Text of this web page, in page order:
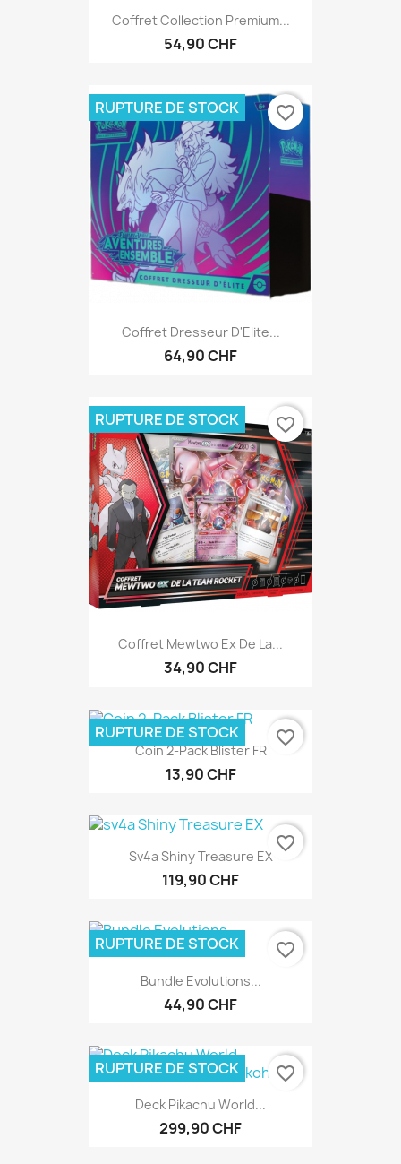
Coffret Collection Premium...
54,90 CHF
Coffret Dresseur D'Elite...
64,90 CHF
RUPTURE DE STOCK favorite_border
Coffret Mewtwo Ex De La...
34,90 CHF
RUPTURE DE STOCK favorite_border
Coin 2-Pack Blister FR
13,90 CHF
RUPTURE DE STOCK favorite_border
Sv4a Shiny Treasure EX
119,90 CHF
favorite_border
Bundle Evolutions...
44,90 CHF
RUPTURE DE STOCK favorite_border
Deck Pikachu World...
299,90 CHF
RUPTURE DE STOCK favorite_border